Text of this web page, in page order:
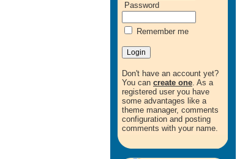
Password
Remember me
Don't have an account yet?
You can create one. As a
registered user you have
some advantages like a
theme manager, comments
configuration and posting
comments with your name.